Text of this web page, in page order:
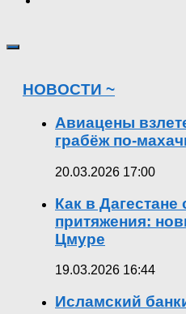
НОВОСТИ ~
Авиацены
грабёж по-
20.03.2026 17:00
Как в Дагестане
притяжения:
Цмуре
19.03.2026 16:44
Исламский